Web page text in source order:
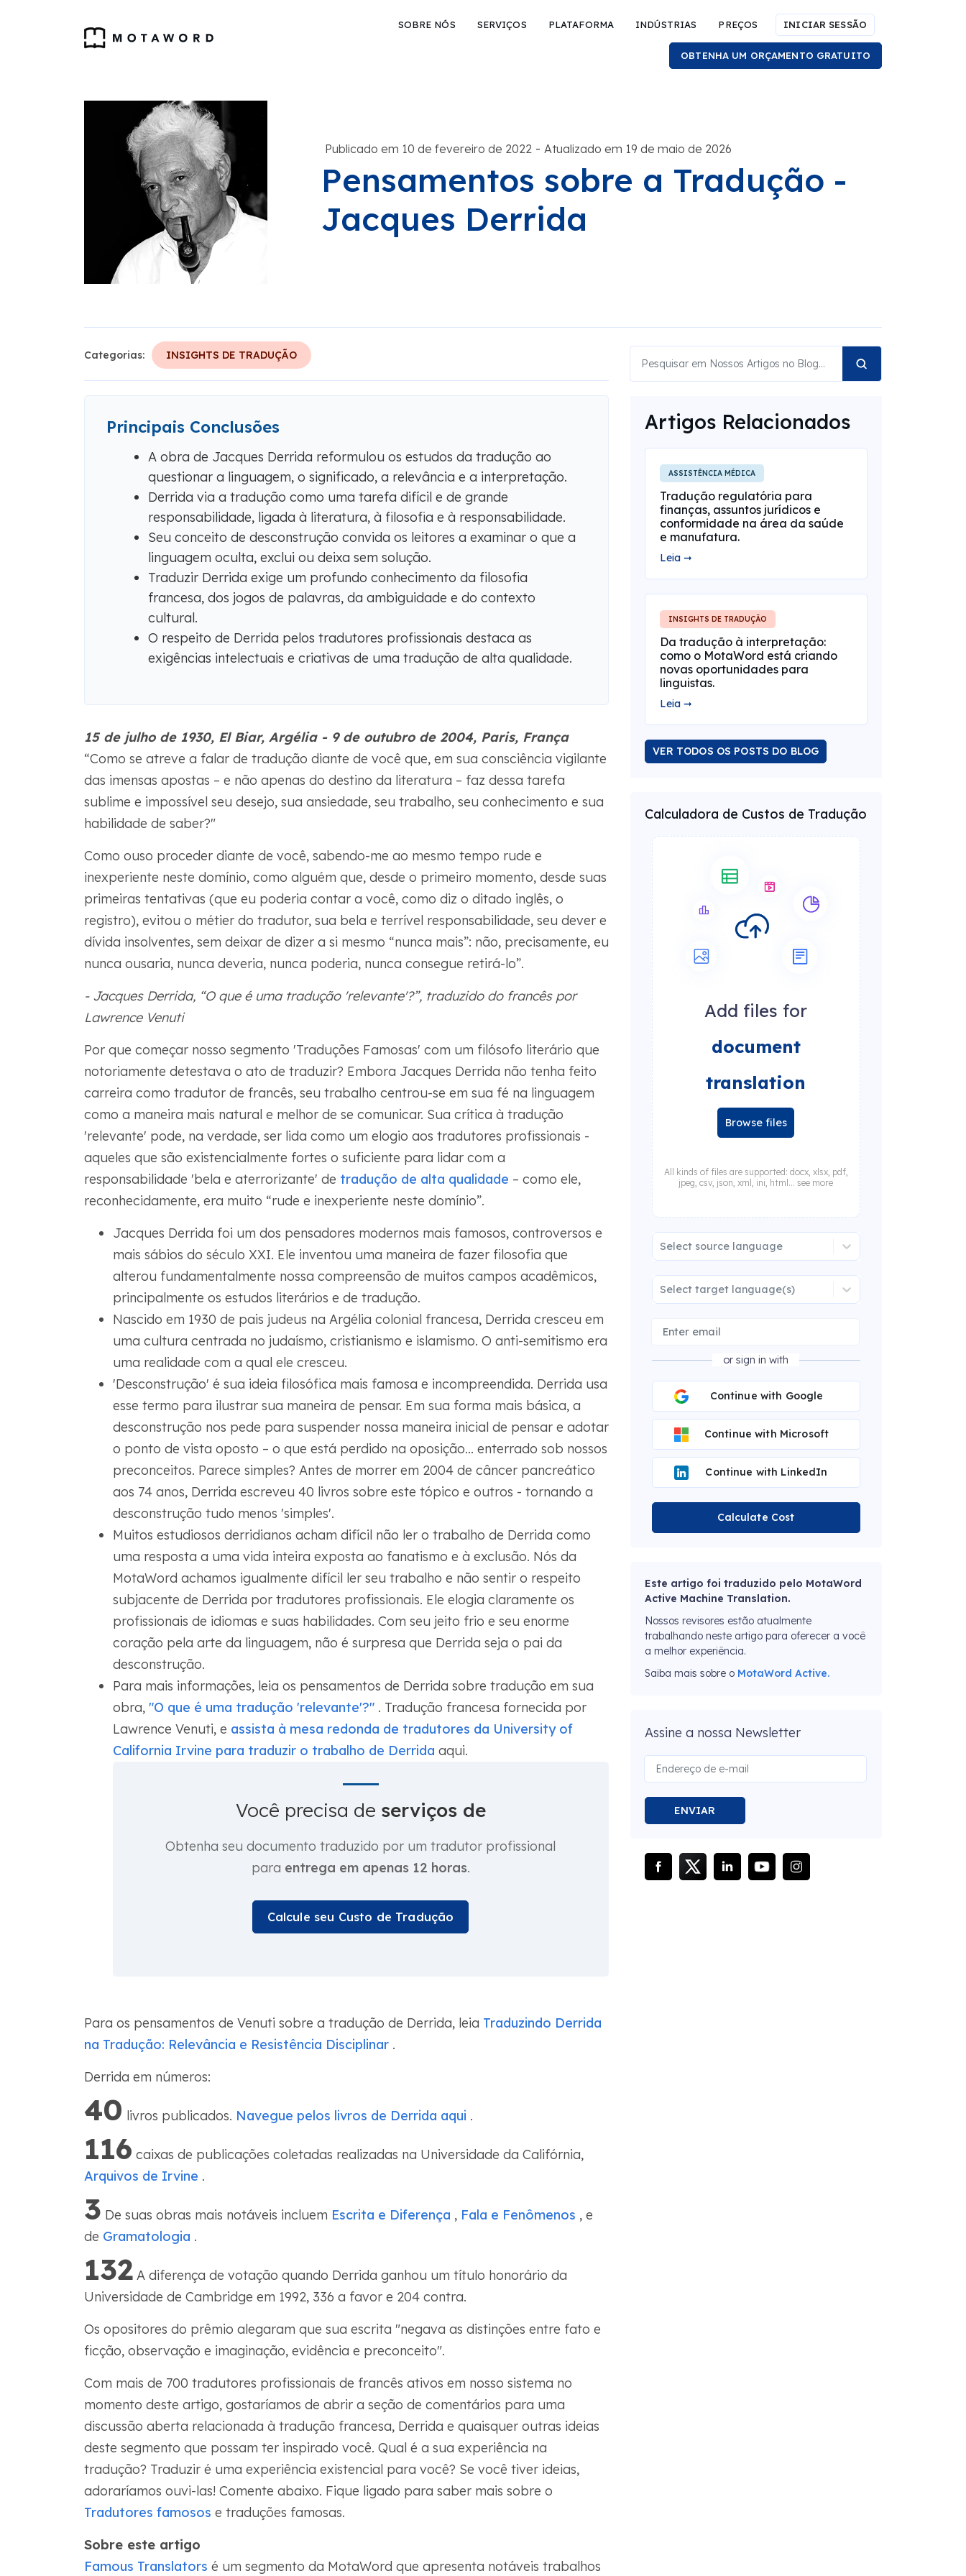
SOBRE NÓS SERVIÇOS PLATAFORMA INDÚSTRIAS PREÇOS INICIAR SESSÃO
OBTENHA UM ORÇAMENTO GRATUITO
Publicado em 10 de fevereiro de 2022 - Atualizado em 19 de maio de 2026
Pensamentos sobre a Tradução -
Jacques Derrida
Categorias: INSIGHTS DE TRADUÇÃO
Principais Conclusões
A obra de Jacques Derrida reformulou os estudos da tradução ao
questionar a linguagem, o significado, a relevância e a interpretação.
Derrida via a tradução como uma tarefa difícil e de grande
responsabilidade, ligada à literatura, à filosofia e à responsabilidade.
Seu conceito de desconstrução convida os leitores a examinar o que a
linguagem oculta, exclui ou deixa sem solução.
Traduzir Derrida exige um profundo conhecimento da filosofia
francesa, dos jogos de palavras, da ambiguidade e do contexto
cultural.
O respeito de Derrida pelos tradutores profissionais destaca as
exigências intelectuais e criativas de uma tradução de alta qualidade.
15 de julho de 1930, El Biar, Argélia - 9 de outubro de 2004, Paris, França
“Como se atreve a falar de tradução diante de você que, em sua consciência vigilante
das imensas apostas – e não apenas do destino da literatura – faz dessa tarefa
sublime e impossível seu desejo, sua ansiedade, seu trabalho, seu conhecimento e sua
habilidade de saber?"
Como ouso proceder diante de você, sabendo-me ao mesmo tempo rude e
inexperiente neste domínio, como alguém que, desde o primeiro momento, desde suas
primeiras tentativas (que eu poderia contar a você, como diz o ditado inglês, o
registro), evitou o métier do tradutor, sua bela e terrível responsabilidade, seu dever e
dívida insolventes, sem deixar de dizer a si mesmo “nunca mais”: não, precisamente, eu
nunca ousaria, nunca deveria, nunca poderia, nunca consegue retirá-lo”.
- Jacques Derrida, “O que é uma tradução 'relevante'?”, traduzido do francês por
Lawrence Venuti
Por que começar nosso segmento 'Traduções Famosas' com um filósofo literário que
notoriamente detestava o ato de traduzir? Embora Jacques Derrida não tenha feito
carreira como tradutor de francês, seu trabalho centrou-se em sua fé na linguagem
como a maneira mais natural e melhor de se comunicar. Sua crítica à tradução
'relevante' pode, na verdade, ser lida como um elogio aos tradutores profissionais -
aqueles que são existencialmente fortes o suficiente para lidar com a
responsabilidade 'bela e aterrorizante' de tradução de alta qualidade – como ele,
reconhecidamente, era muito “rude e inexperiente neste domínio”.
Jacques Derrida foi um dos pensadores modernos mais famosos, controversos e
mais sábios do século XXI. Ele inventou uma maneira de fazer filosofia que
alterou fundamentalmente nossa compreensão de muitos campos acadêmicos,
principalmente os estudos literários e de tradução.
Nascido em 1930 de pais judeus na Argélia colonial francesa, Derrida cresceu em
uma cultura centrada no judaísmo, cristianismo e islamismo. O anti-semitismo era
uma realidade com a qual ele cresceu.
'Desconstrução' é sua ideia filosófica mais famosa e incompreendida. Derrida usa
esse termo para ilustrar sua maneira de pensar. Em sua forma mais básica, a
desconstrução nos pede para suspender nossa maneira inicial de pensar e adotar
o ponto de vista oposto – o que está perdido na oposição... enterrado sob nossos
preconceitos. Parece simples? Antes de morrer em 2004 de câncer pancreático
aos 74 anos, Derrida escreveu 40 livros sobre este tópico e outros - tornando a
desconstrução tudo menos 'simples'.
Muitos estudiosos derridianos acham difícil não ler o trabalho de Derrida como
uma resposta a uma vida inteira exposta ao fanatismo e à exclusão. Nós da
MotaWord achamos igualmente difícil ler seu trabalho e não sentir o respeito
subjacente de Derrida por tradutores profissionais. Ele elogia claramente os
profissionais de idiomas e suas habilidades. Com seu jeito frio e seu enorme
coração pela arte da linguagem, não é surpresa que Derrida seja o pai da
desconstrução.
Para mais informações, leia os pensamentos de Derrida sobre tradução em sua
obra,"O que é uma tradução 'relevante'?". Tradução francesa fornecida por
Lawrence Venuti, e assista à mesa redonda de tradutores da University of
California Irvine para traduzir o trabalho de Derrida aqui.
Você precisa de serviços de
Obtenha seu documento traduzido por um tradutor profissional
para entrega em apenas 12 horas.
Calcule seu Custo de Tradução
Para os pensamentos de Venuti sobre a tradução de Derrida, leia Traduzindo Derrida
na Tradução: Relevância e Resistência Disciplinar.
Derrida em números:
40 livros publicados. Navegue pelos livros de Derrida aqui .
116 caixas de publicações coletadas realizadas na Universidade da Califórnia,
Arquivos de Irvine .
3 De suas obras mais notáveis incluem Escrita e Diferença ,Fala e Fenômenos , e
de Gramatologia .
132A diferença de votação quando Derrida ganhou um título honorário da
Universidade de Cambridge em 1992, 336 a favor e 204 contra.
Os opositores do prêmio alegaram que sua escrita "negava as distinções entre fato e
ficção, observação e imaginação, evidência e preconceito".
Com mais de 700 tradutores profissionais de francês ativos em nosso sistema no
momento deste artigo, gostaríamos de abrir a seção de comentários para uma
discussão aberta relacionada à tradução francesa, Derrida e quaisquer outras ideias
deste segmento que possam ter inspirado você. Qual é a sua experiência na
tradução? Traduzir é uma experiência existencial para você? Se você tiver ideias,
adoraríamos ouvi-las! Comente abaixo. Fique ligado para saber mais sobre o
Tradutores famosos e traduções famosas.
Sobre este artigo
Famous Translators é um segmento da MotaWord que apresenta notáveis trabalhos
Artigos Relacionados
ASSISTÊNCIA MÉDICA
Tradução regulatória para
finanças, assuntos jurídicos e
conformidade na área da saúde
e manufatura.
Leia ➞
INSIGHTS DE TRADUÇÃO
Da tradução à interpretação:
como o MotaWord está criando
novas oportunidades para
linguistas.
Leia ➞
VER TODOS OS POSTS DO BLOG
Calculadora de Custos de Tradução
Add files for
document
translation
Browse files
All kinds of files are supported: docx, xlsx, pdf,
jpeg, csv, json, xml, ini, html... see more
Select source language
Select target language(s)
or sign in with
Continue with Google
Continue with Microsoft
Continue with LinkedIn
Calculate Cost
Este artigo foi traduzido pelo MotaWord
Active Machine Translation.
Nossos revisores estão atualmente
trabalhando neste artigo para oferecer a você
a melhor experiência.
Saiba mais sobre o MotaWord Active.
Assine a nossa Newsletter
ENVIAR